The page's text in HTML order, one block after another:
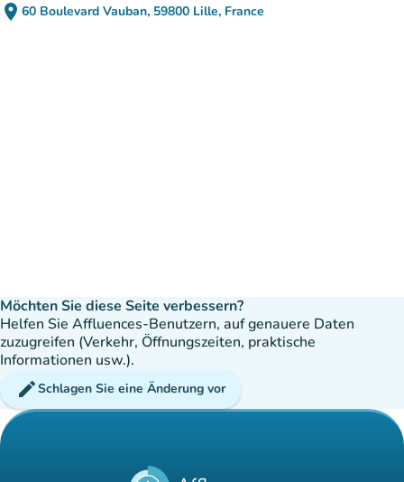
place 60 Boulevard Vauban, 59800 Lille, France
(in Google Maps öffnen)
(new tab)
Möchten Sie diese Seite verbessern?
Helfen Sie Affluences-Benutzern, auf genauere Daten
zuzugreifen (Verkehr, Öffnungszeiten, praktische
Informationen usw.).
editSchlagen Sie eine Änderung vor